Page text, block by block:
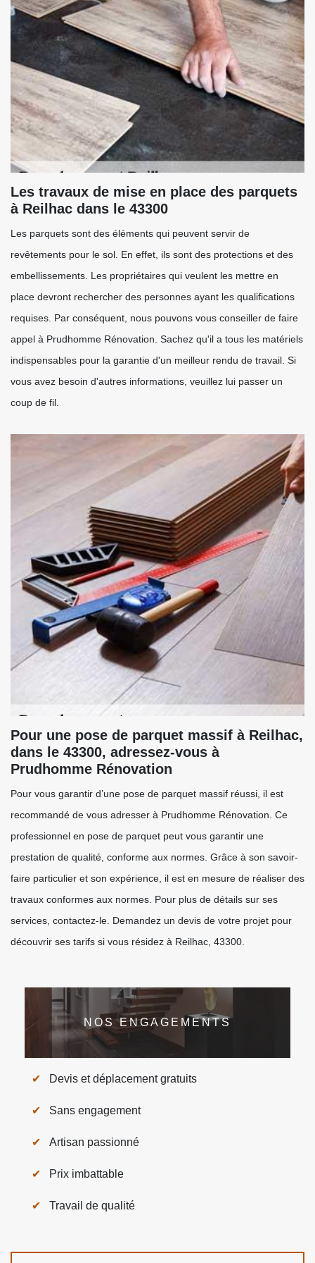
Les travaux de mise en place des parquets
à Reilhac dans le 43300
Les parquets sont des éléments qui peuvent servir de
revêtements pour le sol. En effet, ils sont des protections et des
embellissements. Les propriétaires qui veulent les mettre en
place devront rechercher des personnes ayant les qualifications
requises. Par conséquent, nous pouvons vous conseiller de faire
appel à Prudhomme Rénovation. Sachez qu'il a tous les matériels
indispensables pour la garantie d'un meilleur rendu de travail. Si
vous avez besoin d'autres informations, veuillez lui passer un
coup de fil.
Pour une pose de parquet massif à Reilhac,
dans le 43300, adressez-vous à
Prudhomme Rénovation
Pour vous garantir d’une pose de parquet massif réussi, il est
recommandé de vous adresser à Prudhomme Rénovation. Ce
professionnel en pose de parquet peut vous garantir une
prestation de qualité, conforme aux normes. Grâce à son savoir-
faire particulier et son expérience, il est en mesure de réaliser des
travaux conformes aux normes. Pour plus de détails sur ses
services, contactez-le. Demandez un devis de votre projet pour
découvrir ses tarifs si vous résidez à Reilhac, 43300.
NOS ENGAGEMENTS
Devis et déplacement gratuits
Sans engagement
Artisan passionné
Prix imbattable
Travail de qualité